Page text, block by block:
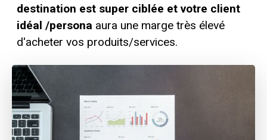
destination est super ciblée et votre client
idéal /persona aura une marge très élevé
d'acheter vos produits/services.